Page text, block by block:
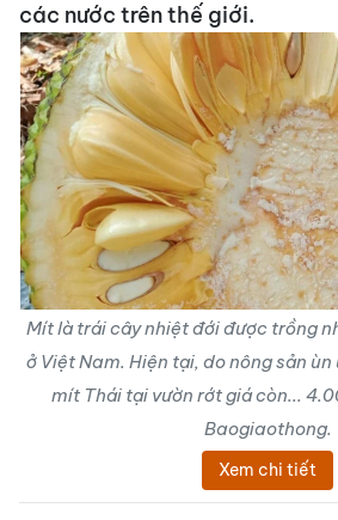
các nước trên thế giới.
Mít là trái cây nhiệt đới được trồng
ở Việt Nam. Hiện tại, do nông sản
mít Thái tại vườn rớt giá còn...
Baogiaothong.
Xem chi tiết